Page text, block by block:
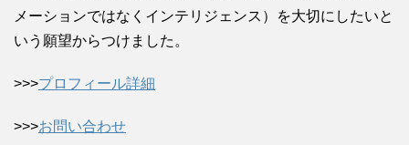
メーションではなくインテリジェンス）を大切にしたいと
いう願望からつけました。
>>>プロフィール詳細
>>>お問い合わせ